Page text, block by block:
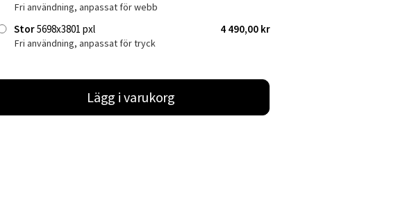
Fri användning, anpassat för webb
Stor5698x3801 pxl 4 490,00 kr
Fri användning, anpassat för tryck
Lägg i varukorg